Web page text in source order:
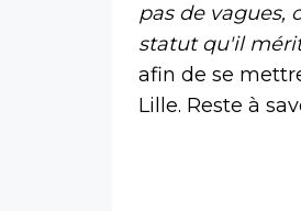
pas de vagues,
statut qu'il
afin de se
Lille. Reste à